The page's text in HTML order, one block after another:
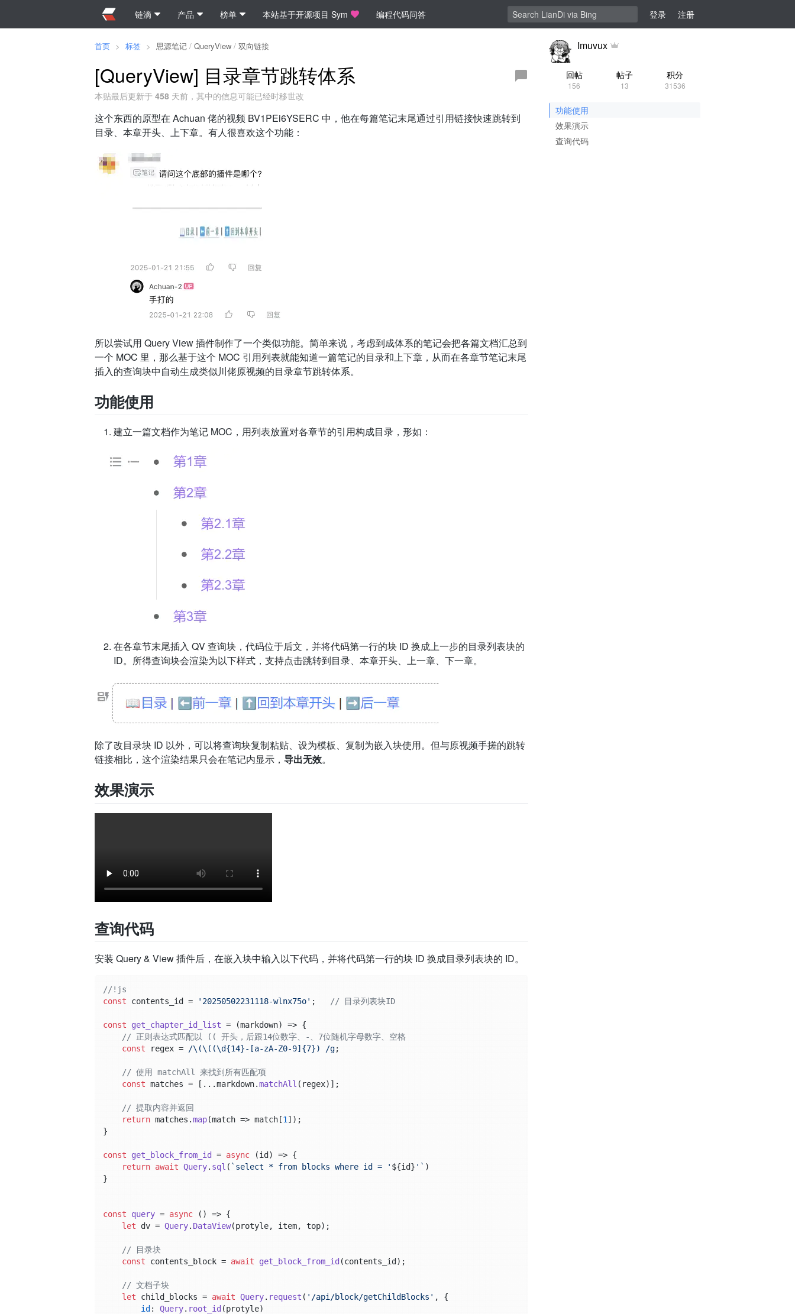
链滴 产品 榜单 本站基于开源项目 Sym 编程代码问答 登录 注册
首页 > 标签 > 思源笔记 / QueryView / 双向链接
[QueryView] 目录章节跳转体系
本贴最后更新于 458 天前，其中的信息可能已经时移世改
这个东西的原型在 Achuan 佬的视频 BV1PEi6YSERC 中，他在每篇笔记末尾通过引用链接快速跳转到
目录、本章开头、上下章。有人很喜欢这个功能：
所以尝试用 Query View 插件制作了一个类似功能。简单来说，考虑到成体系的笔记会把各篇文档汇总到
一个 MOC 里，那么基于这个 MOC 引用列表就能知道一篇笔记的目录和上下章，从而在各章节笔记末尾
插入的查询块中自动生成类似川佬原视频的目录章节跳转体系。
功能使用
建立一篇文档作为笔记 MOC，用列表放置对各章节的引用构成目录，形如：
在各章节末尾插入 QV 查询块，代码位于后文，并将代码第一行的块 ID 换成上一步的目录列表块的
ID。所得查询块会渲染为以下样式，支持点击跳转到目录、本章开头、上一章、下一章。
除了改目录块 ID 以外，可以将查询块复制粘贴、设为模板、复制为嵌入块使用。但与原视频手搓的跳转
链接相比，这个渲染结果只会在笔记内显示， 导出无效。
效果演示
查询代码
安装 Query & View 插件后，在嵌入块中输入以下代码，并将代码第一行的块 ID 换成目录列表块的 ID。
//!js
const contents_id = '20250502231118-wlnx75o' ; // 目录列表块ID
const get_chapter_id_list = (markdown) => {
// 正则表达式匹配以 (( 开头，后跟14位数字、-、7位随机字母数字、空格
const regex = /\(\((\d{14}-[a-zA-Z0-9]{7}) /g;
// 使用 matchAll 来找到所有匹配项
const matches = [...markdown.matchAll (regex)];
// 提取内容并返回
return matches.map(match => match[1 ]);
}
const get_block_from_id = async (id ) => {
return await Query. sql ( `select * from blocks where id = ' ${id} '` )
}
const query = async ( ) => {
let dv = Query. DataView(protyle, item, top);
// 目录块
const contents_block = await get_block_from_id (contents_id);
// 文档子块
let child_blocks = await Query. request ( '/api/block/getChildBlocks' , {
id : Query. root_id (protyle)
Imuvux
回帖
156
帖子
13
积分
31536
功能使用
效果演示
查询代码